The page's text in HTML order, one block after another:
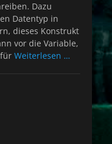
Dazu
Datentyp in
dieses Konstrukt
vor die Variable,
Weiterlesen …